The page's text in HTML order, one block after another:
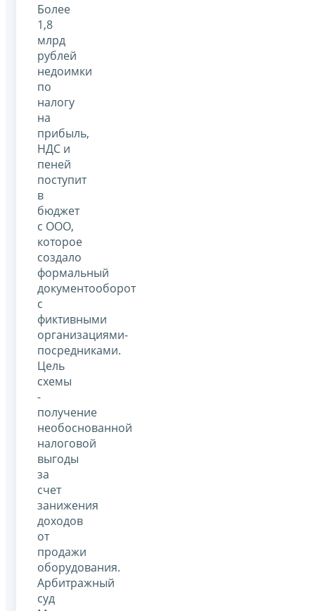
Более
1,8
млрд
рублей
недоимки
по
налогу
на
прибыль,
НДС и
пеней
поступит
в
бюджет
с ООО,
которое
создало
формальный
документооборот
с
фиктивными
организациями-
посредниками.
Цель
схемы
-
получение
необоснованной
налоговой
выгоды
за
счет
занижения
доходов
от
продажи
оборудования.
Арбитражный
суд